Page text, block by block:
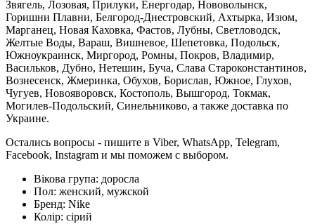
Звягель, Лозовая, Прилуки, Енергодар, Нововолынск,
Горишни Плавни, Белгород-Днестровский, Ахтырка, Изюм,
Марганец, Новая Каховка, Фастов, Лубны, Светловодск,
Желтые Воды, Вараш, Вишневое, Шепетовка, Подольск,
Южноукраинск, Миргород, Ромны, Покров, Владимир,
Васильков, Дубно, Нетешин, Буча, Слава Староконстантинов,
Вознесенск, Жмеринка, Обухов, Борислав, Южное, Глухов,
Чугуев, Новояворовск, Костополь, Вышгород, Токмак,
Могилев-Подольский, Синельниково, а также доставка по
Украине.
Остались вопросы - пишите в Viber, WhatsApp, Telegram,
Facebook, Instagram и мы поможем с выбором.
Вікова група: доросла
Пол: женский, мужской
Бренд: Nike
Колір: сірий